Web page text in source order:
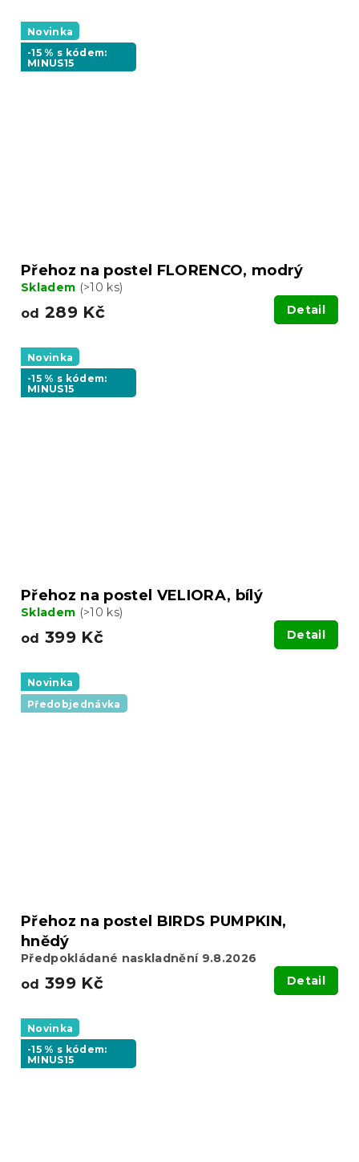
Novinka
-15 % s kódem:
MINUS15
Přehoz na postel FLORENCO, modrý
Skladem (>10 ks)
od 289 Kč Detail
Novinka
-15 % s kódem:
MINUS15
Přehoz na postel VELIORA, bílý
Skladem (>10 ks)
od 399 Kč Detail
Novinka
Předobjednávka
Přehoz na postel BIRDS PUMPKIN,
hnědý
Předpokládané naskladnění 9.8.2026
od 399 Kč Detail
Novinka
-15 % s kódem:
MINUS15